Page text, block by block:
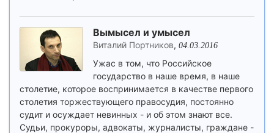
Вымысел и умысел
Виталий Портников, 04.03.2016
Ужас в том, что Российское
государство в наше время, в наше
столетие, которое воспринимается в качестве первого
столетия торжествующего правосудия, постоянно
судит и осуждает невинных - и об этом знают все.
Судьи, прокуроры, адвокаты, журналисты, граждане -